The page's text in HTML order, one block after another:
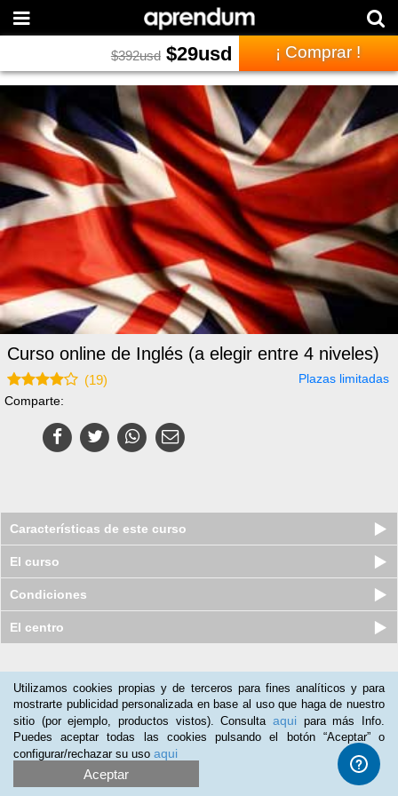
$392usd $29usd ¡ Comprar !
Curso online de Inglés (a elegir entre 4 niveles)
(19)
Plazas limitadas
Comparte:
Características de este curso
El curso
Condiciones
El centro
Juan Rodriguez(31-01-2019)
Muy util exelente
Albert Manrique
Para ampliar conceptos. Excelente
Utilizamos cookies propias y de terceros para fines analíticos y para
mostrarte publicidad personalizada en base al uso que haga de nuestro
sitio (por ejemplo, productos vistos). Consulta aqui para más Info.
Puedes aceptar todas las cookies pulsando el botón “Aceptar” o
configurar/rechazar su uso aqui
Aceptar